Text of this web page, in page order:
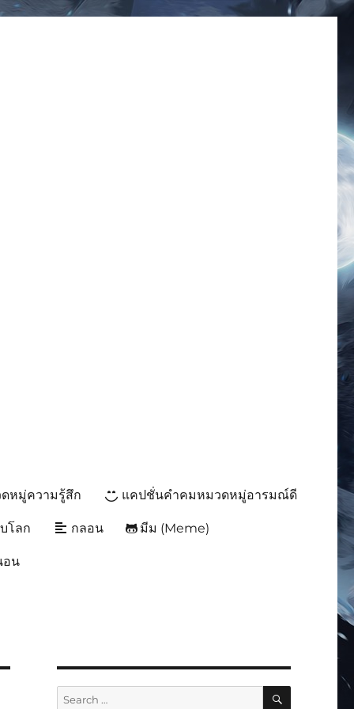
หมู่ความรู้สึก แคปชั่นคำคมหมวดหมู่อารมณ์ดี
โลก กลอน มีม (Meme)
อน